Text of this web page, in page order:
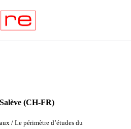
(CH-FR)
/ Le périmètre d’études du